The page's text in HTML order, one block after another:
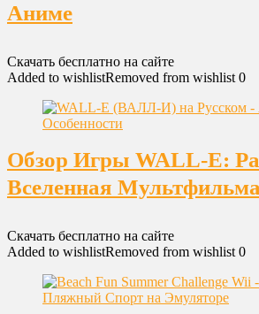
Аниме
Скачать бесплатно на сайте
Added to wishlistRemoved from wishlist 0
Обзор Игры WALL-E:
Вселенная
Скачать бесплатно на сайте
Added to wishlistRemoved from wishlist 0